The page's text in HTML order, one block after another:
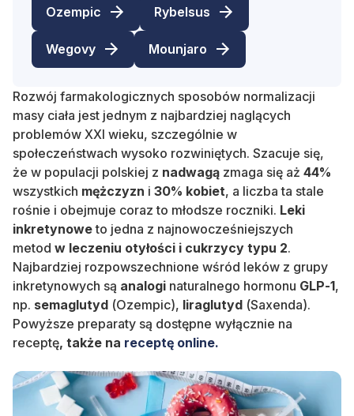
Ozempic Rybelsus
Wegovy Mounjaro
Rozwój farmakologicznych sposobów normalizacji
masy ciała jest jednym z najbardziej naglących
problemów XXI wieku, szczególnie w
społeczeństwach wysoko rozwiniętych. Szacuje się,
że w populacji polskiej z nadwagą zmaga się aż 44%
wszystkich mężczyzn i 30% kobiet, a liczba ta stale
rośnie i obejmuje coraz to młodsze roczniki. Leki
inkretynoweto jedna z najnowocześniejszych
metod w leczeniu otyłości i cukrzycy typu 2.
Najbardziej rozpowszechnione wśród leków z grupy
inkretynowych są analogi naturalnego hormonu GLP-1,
np. semaglutyd (Ozempic), liraglutyd (Saxenda).
Powyższe preparaty są dostępne wyłącznie na
receptę, także na receptę online.